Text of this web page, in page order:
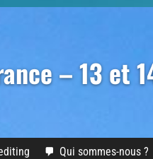
– 13 et
Qui sommes-nous ?